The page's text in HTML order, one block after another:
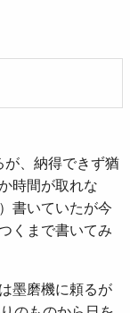
が、納得できず猶
時間が取れな
書いていたが今
くまで書いてみ
墨磨機に頼るが